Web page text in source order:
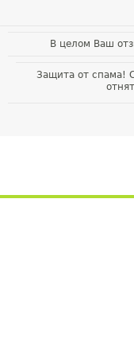
В целом Ваш
Защита от спама!